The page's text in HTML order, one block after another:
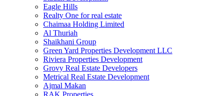
Eagle Hills
Realty One for real estate
Chaimaa Holding Limited
Al Thuriah
Shaikhani Group
Green Yard Properties Development LLC
Riviera Properties Development
Grovy Real Estate Developers
Metrical Real Estate Development
Ajmal Makan
RAK Properties